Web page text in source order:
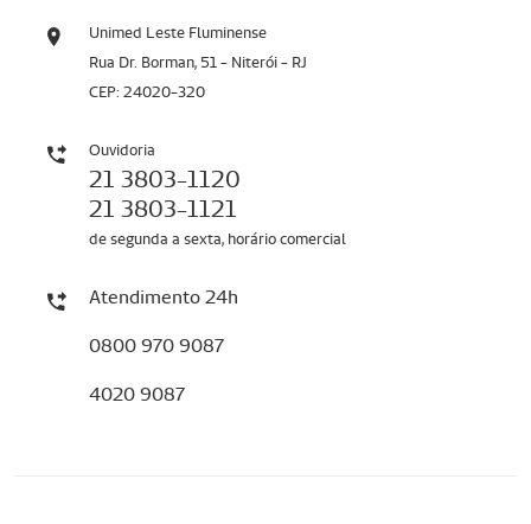
Unimed Leste Fluminense
Rua Dr. Borman, 51 - Niterói - RJ
CEP: 24020-320
Ouvidoria
21 3803-1120
21 3803-1121
de segunda a sexta, horário comercial
Atendimento 24h
0800 970 9087
4020 9087